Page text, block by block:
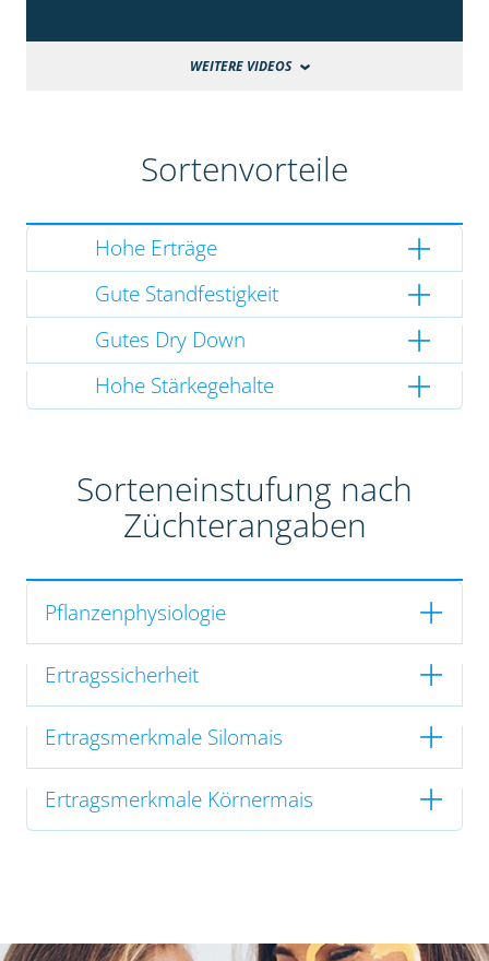
WEITERE VIDEOS
Sortenvorteile
Hohe Erträge
Gute Standfestigkeit
Gutes Dry Down
Hohe Stärkegehalte
Sorteneinstufung nach
Züchterangaben
Pflanzenphysiologie
Ertragssicherheit
Ertragsmerkmale Silomais
Ertragsmerkmale Körnermais